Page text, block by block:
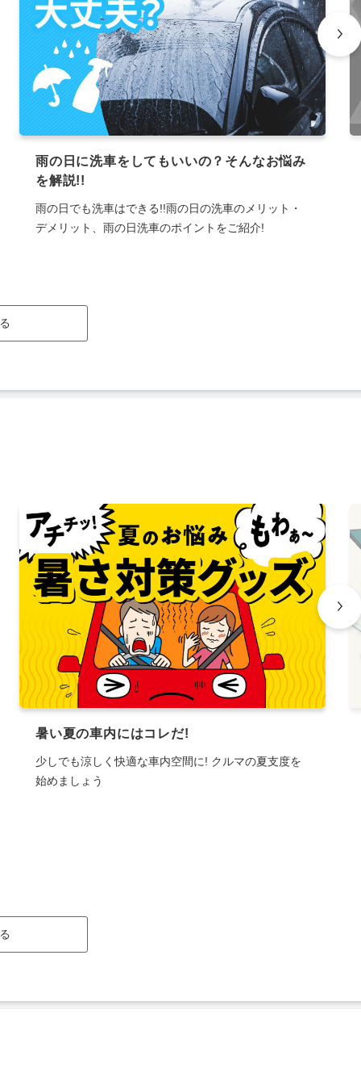
雨の日に洗車をしてもいいの？そんなお悩み
を解説!!
雨の日でも洗車はできる!!雨の日の洗車のメリット・
デメリット、雨の日洗車のポイントをご紹介!
暑い夏の車内にはコレだ!
少しでも涼しく快適な車内空間に! クルマの夏支度を
始めましょう